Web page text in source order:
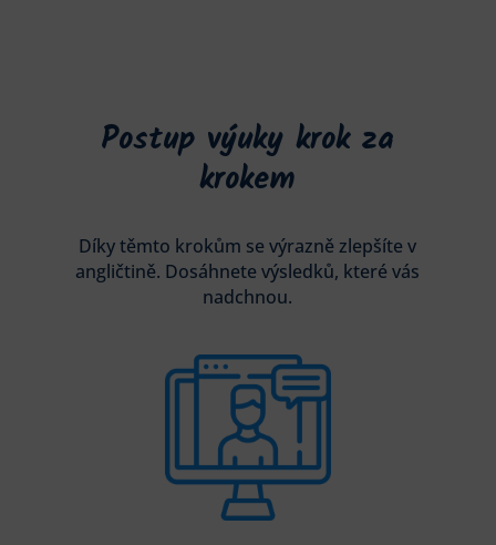
Postup výuky krok za
krokem
Díky těmto krokům se výrazně zlepšíte v
angličtině. Dosáhnete výsledků, které vás
nadchnou.